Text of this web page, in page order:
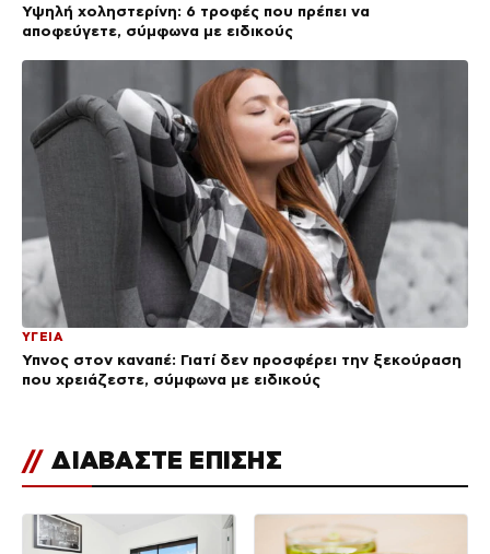
Υψηλή χοληστερίνη: 6 τροφές που πρέπει να
αποφεύγετε, σύμφωνα με ειδικούς
ΥΓΕΙΑ
Ύπνος στον καναπέ: Γιατί δεν προσφέρει την ξεκούραση
που χρειάζεστε, σύμφωνα με ειδικούς
// ΔΙΑΒΑΣΤΕ ΕΠΙΣΗΣ